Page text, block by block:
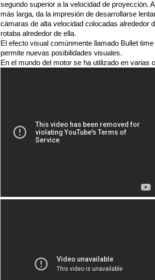
segundo superior a la velocidad de proyección.
más larga, da la impresión de desarrollarse
cámaras de alta velocidad colocadas alrededor
rotaba alrededor de ella.
El efecto visual comúnmente llamado Bullet time
permite nuevas posibilidades visuales.
En el mundo del motor se ha utilizado en varias